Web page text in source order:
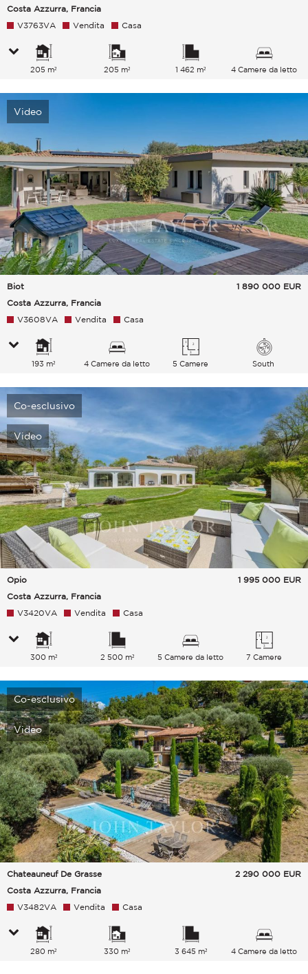
Costa Azzurra, Francia
V3763VA
Vendita Casa
205 m² 205 m² 1 462 m² 4 Camere da letto
Video
Biot
Costa Azzurra, Francia
1 890 000 EUR
V3608VA Vendita Casa
193 m² 4 Camere da letto 5 Camere South
Co-esclusivo
Video
Opio
Costa Azzurra, Francia
1 995 000 EUR
V3420VA Vendita Casa
300 m² 2 500 m² 5 Camere da letto 7 Camere
Co-esclusivo
Video
Chateauneuf De Grasse
Costa Azzurra, Francia
2 290 000 EUR
V3482VA Vendita Casa
280 m² 330 m² 3 645 m² 4 Camere da letto